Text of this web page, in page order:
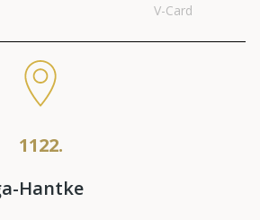
V-Card
1122.
Hantke